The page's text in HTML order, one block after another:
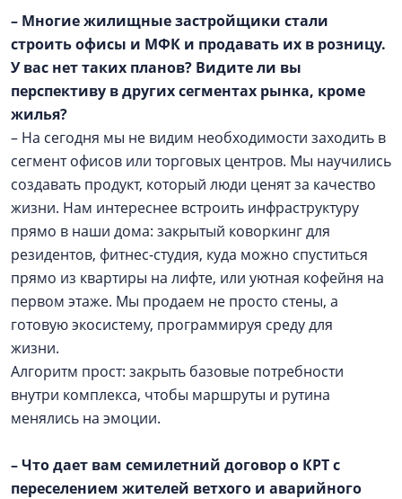
– Многие жилищные застройщики стали
строить офисы и МФК и продавать их в розницу.
У вас нет таких планов? Видите ли вы
перспективу в других сегментах рынка, кроме
жилья?
– На сегодня мы не видим необходимости заходить в
сегмент офисов или торговых центров. Мы научились
создавать продукт, который люди ценят за качество
жизни. Нам интереснее встроить инфраструктуру
прямо в наши дома: закрытый коворкинг для
резидентов, фитнес-студия, куда можно спуститься
прямо из квартиры на лифте, или уютная кофейня на
первом этаже. Мы продаем не просто стены, а
готовую экосистему, программируя среду для
жизни.
Алгоритм прост: закрыть базовые потребности
внутри комплекса, чтобы маршруты и рутина
менялись на эмоции.
– Что дает вам семилетний договор о КРТ с
переселением жителей ветхого и аварийного